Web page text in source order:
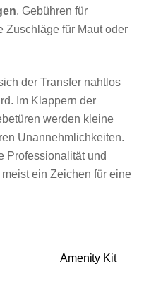
, Gebühren für
Zuschläge für Maut oder
der Transfer nahtlos
Im Klappern der
werden kleine
Unannehmlichkeiten.
Professionalität und
ein Zeichen für eine
Amenity Kit